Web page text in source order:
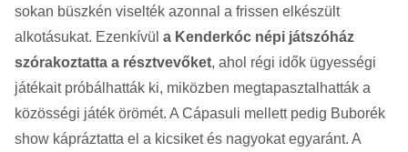
sokan büszkén viselték azonnal a frissen elkészült
alkotásukat. Ezenkívül a Kenderkóc népi játszóház
szórakoztatta a résztvevőket, ahol régi idők ügyességi
játékait próbálhatták ki, miközben megtapasztalhatták a
közösségi játék örömét. A Cápasuli mellett pedig Buborék
show kápráztatta el a kicsiket és nagyokat egyaránt. A